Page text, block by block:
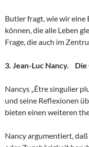
Butler fragt, wie wir
können, die alle Leben
Frage, die auch im
3. Jean-Luc Nancy.
Nancys „Être singulier
und seine Reflexionen
bieten einen weiteren
Nancy argumentiert,